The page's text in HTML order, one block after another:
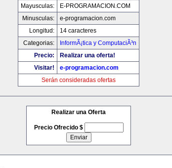
Mayusculas:
E-PROGRAMACION.COM
Minusculas:
e-programacion.com
Longitud:
14 caracteres
Categorias:
InformÃ¡tica y ComputaciÃ³n
Precio:
Realizar una oferta!
Visitar!
e-programacion.com
Serán consideradas ofertas
Realizar una Oferta
Precio Ofrecido $